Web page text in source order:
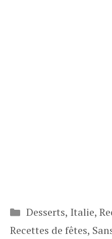
Catégories
Desserts, Italie,
Recettes de fêtes,